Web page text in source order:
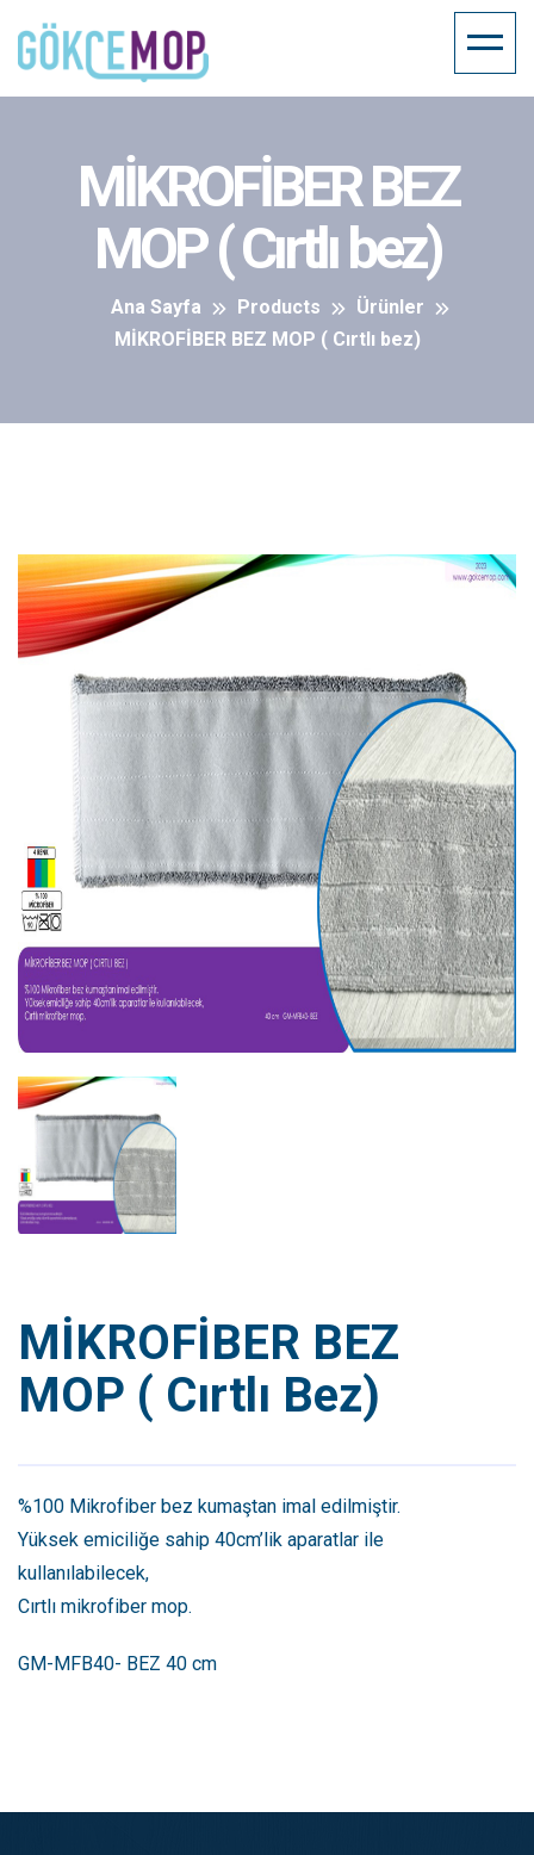
MİKROFİBER BEZ
MOP ( Cırtlı bez)
Ana Sayfa Products
Ürünler
MİKROFİBER BEZ MOP ( Cırtlı bez)
MİKROFİBER BEZ
MOP ( Cırtlı Bez)
%100 Mikrofiber bez kumaştan imal edilmiştir.
Yüksek emiciliğe sahip 40cm’lik aparatlar ile
kullanılabilecek,
Cırtlı mikrofiber mop.
GM-MFB40- BEZ 40 cm